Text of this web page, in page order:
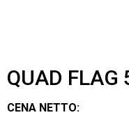
QUAD FLAG
CENA NETTO: